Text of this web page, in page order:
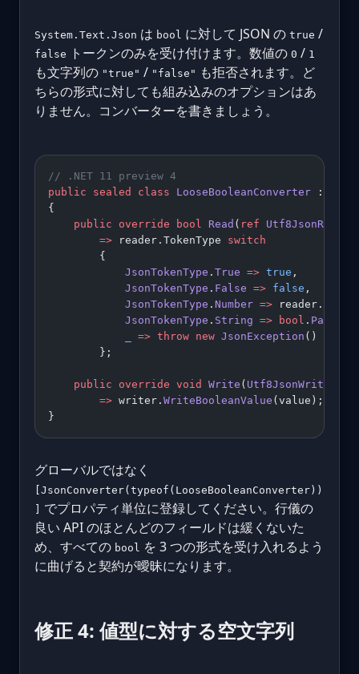
System.Text.Json は bool に対して JSON の true /
false トークンのみを受け付けます。数値の 0 / 1
も文字列の "true" / "false" も拒否されます。ど
ちらの形式に対しても組み込みのオプションはあ
りません。コンバーターを書きましょう。
// .NET 11 preview 4
public sealed class LooseBooleanConverter :
{
    public
override bool Read ( ref Utf8JsonReader
        =>
reader.TokenType switch
        {
            JsonTokenType
. True => true ,
            JsonTokenType
. False => false ,
            JsonTokenType
. Number => reader.
            JsonTokenType
. String => bool . Parse
=> throw new JsonException ()
        };
    public
override void Write ( Utf8JsonWriter
        =>
writer. WriteBooleanValue (value);
}
グローバルではなく
[JsonConverter(typeof(LooseBooleanConverter))
でプロパティ単位に登録してください。行儀の
良い API のほとんどのフィールドは緩くないた
め、すべての bool を 3 つの形式を受け入れるよう
に曲げると契約が曖昧になります。
修正 4: 値型に対する空文字列